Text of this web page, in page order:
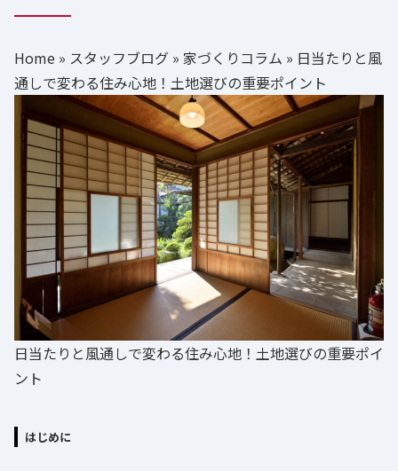
Home » スタッフブログ » 家づくりコラム » 日当たりと風
通しで変わる住み心地！土地選びの重要ポイント
日当たりと風通しで変わる住み心地！土地選びの重要ポイ
ント
はじめに